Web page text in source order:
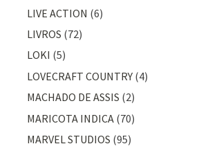
LIVE ACTION (6)
LIVROS (72)
LOKI (5)
LOVECRAFT COUNTRY (4)
MACHADO DE ASSIS (2)
MARICOTA INDICA (70)
MARVEL STUDIOS (95)